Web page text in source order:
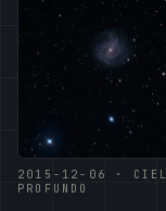
2015-12-06 ·
PROFUNDO